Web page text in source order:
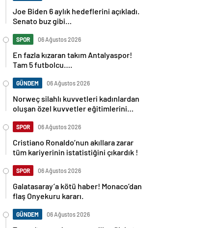
Joe Biden 6 aylık hedeflerini açıkladı.
Senato buz gibi…
SPOR 06 Ağustos 2026
En fazla kızaran takım Antalyaspor!
Tam 5 futbolcu….
GÜNDEM 06 Ağustos 2026
Norweç silahlı kuvvetleri kadınlardan
oluşan özel kuvvetler eğitimlerini
SPOR 06 Ağustos 2026
Cristiano Ronaldo’nun akıllara zarar
tüm kariyerinin istatistiğini çıkardık !
SPOR 06 Ağustos 2026
Galatasaray’a kötü haber! Monaco’dan
flaş Onyekuru kararı.
GÜNDEM 06 Ağustos 2026